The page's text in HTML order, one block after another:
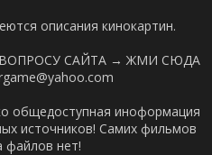
описания кинокартин.
САЙТА → ЖМИ СЮДА
общедоступная иноформация
источников! Самих фильмов
файлов нет!